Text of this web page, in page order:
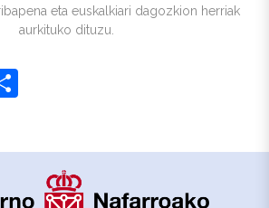
eta euskalkiari dagozkion herriak
aurkituko dituzu.